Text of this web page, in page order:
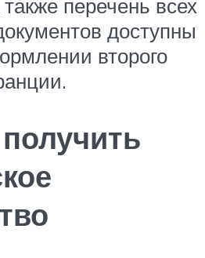
перечень всех
доступны
второго